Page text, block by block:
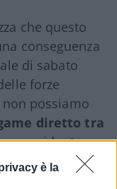
è la
che questo
conseguenza
di sabato
forze
possiamo
diretto tra
presidente
in dovere di
ministro